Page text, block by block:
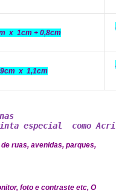
x 1cm + 0,8cm
x 1,1cm
especial  como
ruas, avenidas, parques,
foto e contraste etc, O